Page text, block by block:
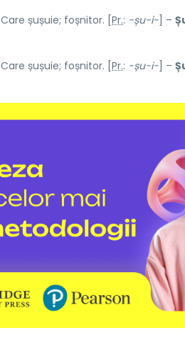
Care șușuie; foșnitor. [ Pr.: -șu-i- ] –
Care șușuie; foșnitor. [ Pr.: -șu-i- ] –